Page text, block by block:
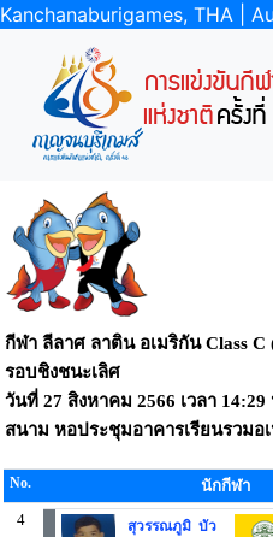
Kanchanaburigames, THA |
กีฬา ลีลาศ ลาติน อเมริกัน Class
รอบชิงชนะเลิศ
วันที่ 27 สิงหาคม 2566 เวลา 14:29
สนาม หอประชุมอาคารเรียนรวมอ
No. นักกีฬา
4
สุวรรณภูมิ บัว